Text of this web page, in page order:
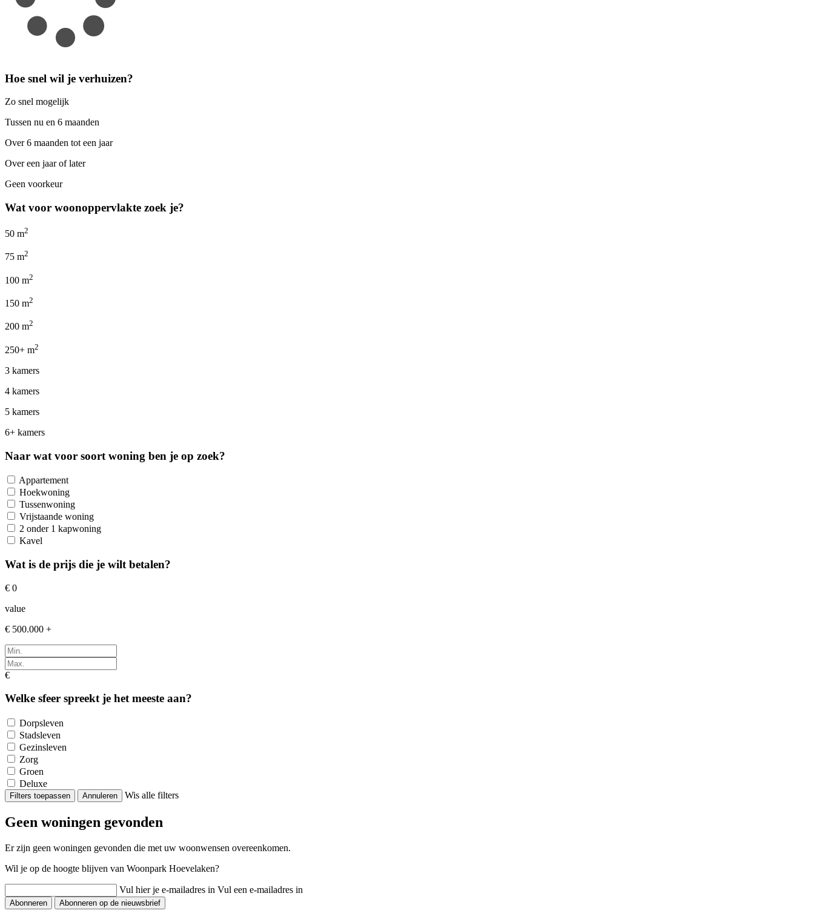
Hoe snel wil je verhuizen?
Zo snel mogelijk
Tussen nu en 6 maanden
Over 6 maanden tot een jaar
Over een jaar of later
Geen voorkeur
Wat voor woonoppervlakte zoek je?
50 m2
75 m2
100 m2
150 m2
200 m2
250+ m2
3 kamers
4 kamers
5 kamers
6+ kamers
Naar wat voor soort woning ben je op zoek?
Appartement
Hoekwoning
Tussenwoning
Vrijstaande woning
2 onder 1 kapwoning
Kavel
Wat is de prijs die je wilt betalen?
€ 0
value
€ 500.000 +
€
Welke sfeer spreekt je het meeste aan?
Dorpsleven
Stadsleven
Gezinsleven
Zorg
Groen
Deluxe
Filters toepassen Annuleren Wis alle filters
Geen woningen gevonden
Er zijn geen woningen gevonden die met uw woonwensen overeenkomen.
Wil je op de hoogte blijven van Woonpark Hoevelaken?
Vul hier je e-mailadres in Vul een e-mailadres in
Abonneren Abonneren op de nieuwsbrief